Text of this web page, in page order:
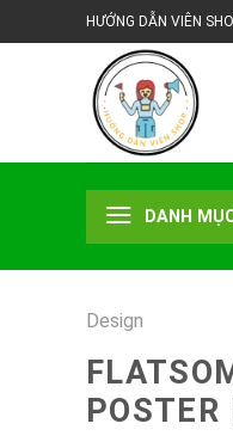
đến
HƯỚNG DẪN VIÊN
DANH
Design